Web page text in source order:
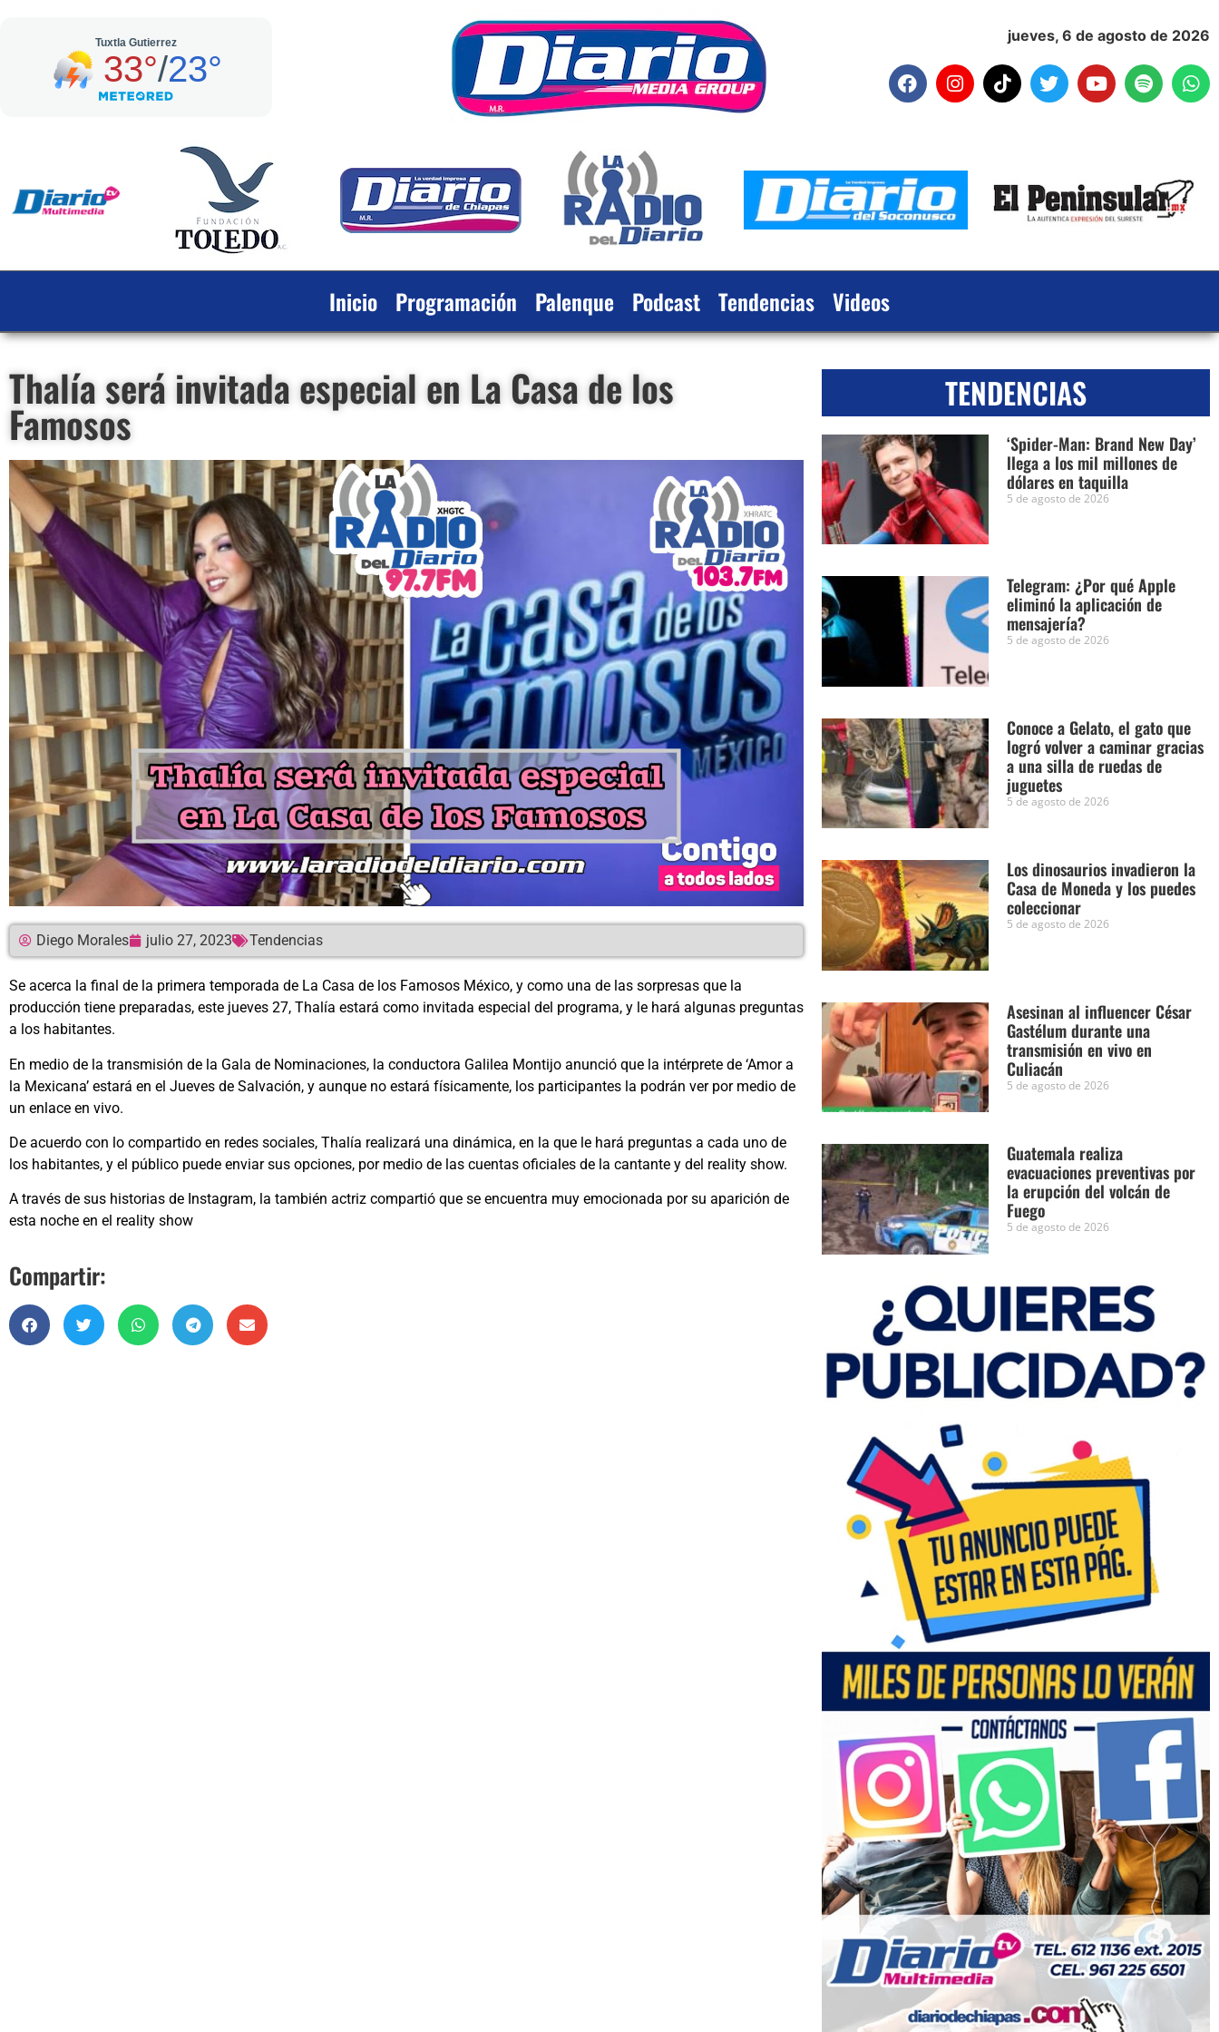
jueves, 6 de agosto de 2026
Inicio Programación Palenque Podcast Tendencias Videos
Thalía será invitada especial en La Casa de los
Famosos
Diego Morales julio 27, 2023 Tendencias
Se acerca la final de la primera temporada de La Casa de los Famosos México, y como una de las sorpresas que la
producción tiene preparadas, este jueves 27, Thalía estará como invitada especial del programa, y le hará algunas preguntas
a los habitantes.
En medio de la transmisión de la Gala de Nominaciones, la conductora Galilea Montijo anunció que la intérprete de ‘Amor a
la Mexicana’ estará en el Jueves de Salvación, y aunque no estará físicamente, los participantes la podrán ver por medio de
un enlace en vivo.
De acuerdo con lo compartido en redes sociales, Thalía realizará una dinámica, en la que le hará preguntas a cada uno de
los habitantes, y el público puede enviar sus opciones, por medio de las cuentas oficiales de la cantante y del reality show.
A través de sus historias de Instagram, la también actriz compartió que se encuentra muy emocionada por su aparición de
esta noche en el reality show
Compartir:
TENDENCIAS
‘Spider-Man: Brand New Day’
llega a los mil millones de
dólares en taquilla
5 de agosto de 2026
Telegram: ¿Por qué Apple
eliminó la aplicación de
mensajería?
5 de agosto de 2026
Conoce a Gelato, el gato que
logró volver a caminar gracias
a una silla de ruedas de
juguetes
5 de agosto de 2026
Los dinosaurios invadieron la
Casa de Moneda y los puedes
coleccionar
5 de agosto de 2026
Asesinan al influencer César
Gastélum durante una
transmisión en vivo en
Culiacán
5 de agosto de 2026
Guatemala realiza
evacuaciones preventivas por
la erupción del volcán de
Fuego
5 de agosto de 2026